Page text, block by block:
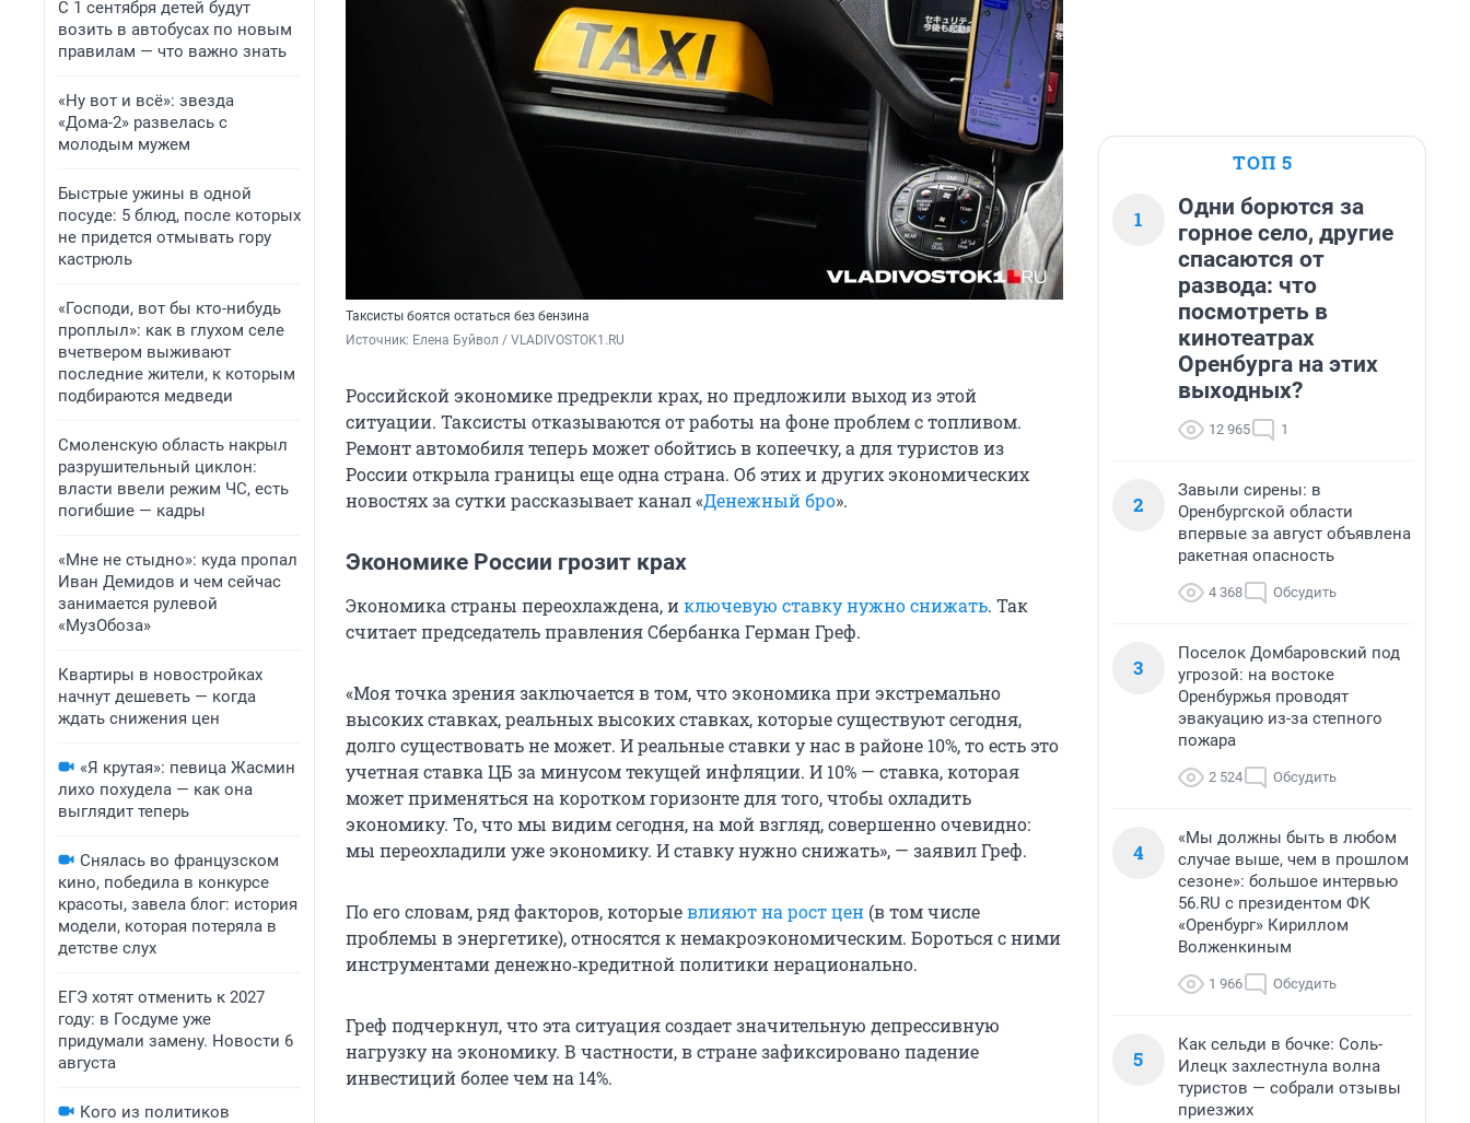
С 1 сентября детей будут
возить в автобусах по новым
правилам — что важно знать
«Ну вот и всё»: звезда
«Дома-2» развелась с
молодым мужем
Быстрые ужины в одной
посуде: 5 блюд, после которых
не придется отмывать гору
кастрюль
«Господи, вот бы кто-нибудь
проплыл»: как в глухом селе
вчетвером выживают
последние жители, к которым
подбираются медведи
Смоленскую область накрыл
разрушительный циклон:
власти ввели режим ЧС, есть
погибшие — кадры
«Мне не стыдно»: куда пропал
Иван Демидов и чем сейчас
занимается рулевой
«МузОбоза»
Квартиры в новостройках
начнут дешеветь — когда
ждать снижения цен
«Я крутая»: певица Жасмин
лихо похудела — как она
выглядит теперь
Снялась во французском
кино, победила в конкурсе
красоты, завела блог: история
модели, которая потеряла в
детстве слух
ЕГЭ хотят отменить к 2027
году: в Госдуме уже
придумали замену. Новости 6
августа
Кого из политиков
Таксисты боятся остаться без бензина
Источник: Елена Буйвол / VLADIVOSTOK1.RU
Российской экономике предрекли крах, но предложили выход из этой
ситуации. Таксисты отказываются от работы на фоне проблем с топливом.
Ремонт автомобиля теперь может обойтись в копеечку, а для туристов из
России открыла границы еще одна страна. Об этих и других экономических
новостях за сутки рассказывает канал «Денежный бро».
Экономике России грозит крах
Экономика страны переохлаждена, иключевую ставку нужно снижать. Так
считает председатель правления Сбербанка Герман Греф.
«Моя точка зрения заключается в том, что экономика при экстремально
высоких ставках, реальных высоких ставках, которые существуют сегодня,
долго существовать не может. И реальные ставки у нас в районе 10%, то есть это
учетная ставка ЦБ за минусом текущей инфляции. И 10% — ставка, которая
может применяться на коротком горизонте для того, чтобы охладить
экономику. То, что мы видим сегодня, на мой взгляд, совершенно очевидно:
мы переохладили уже экономику. И ставку нужно снижать», — заявил Греф.
По его словам, ряд факторов, которыевлияют на рост цен (в том числе
проблемы в энергетике), относятся к немакроэкономическим. Бороться с ними
инструментами денежно‑кредитной политики нерационально.
Греф подчеркнул, что эта ситуация создает значительную депрессивную
нагрузку на экономику. В частности, в стране зафиксировано падение
инвестиций более чем на 14%.
ТОП 5
1
Одни борются за
горное село, другие
спасаются от
развода: что
посмотреть в
кинотеатрах
Оренбурга на этих
выходных?
12 965 1
2
Завыли сирены: в
Оренбургской области
впервые за август объявлена
ракетная опасность
4 368 Обсудить
3
Поселок Домбаровский под
угрозой: на востоке
Оренбуржья проводят
эвакуацию из-за степного
пожара
2 524 Обсудить
4
«Мы должны быть в любом
случае выше, чем в прошлом
сезоне»: большое интервью
56.RU с президентом ФК
«Оренбург» Кириллом
Волженкиным
1 966 Обсудить
5
Как сельди в бочке: Соль-
Илецк захлестнула волна
туристов — собрали отзывы
приезжих